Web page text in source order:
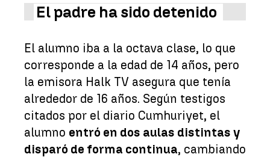
El padre ha sido detenido
El alumno iba a la octava clase, lo que
corresponde a la edad de 14 años, pero
la emisora Halk TV asegura que tenía
alrededor de 16 años. Según testigos
citados por el diario Cumhuriyet, el
alumno entró en dos aulas distintas y
disparó de forma continua, cambiando